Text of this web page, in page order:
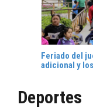
Feriado del
adicional y
Deportes